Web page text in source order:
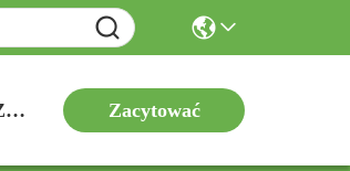
Skontaktuj Się Z Nami Zacytować